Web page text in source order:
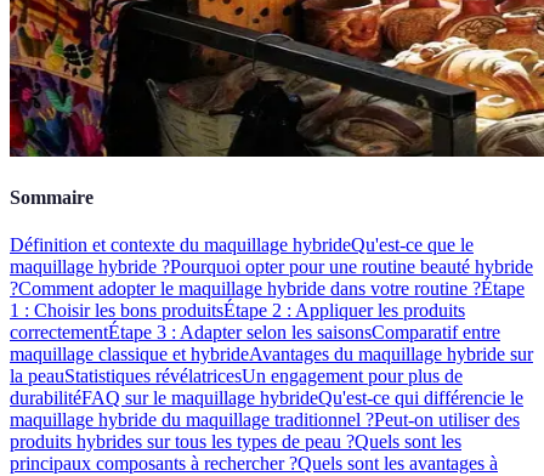
Sommaire
Définition et contexte du maquillage hybrideQu'est-ce que le
maquillage hybride ?Pourquoi opter pour une routine beauté hybride
?Comment adopter le maquillage hybride dans votre routine ?Étape
1 : Choisir les bons produitsÉtape 2 : Appliquer les produits
correctementÉtape 3 : Adapter selon les saisonsComparatif entre
maquillage classique et hybrideAvantages du maquillage hybride sur
la peauStatistiques révélatricesUn engagement pour plus de
durabilitéFAQ sur le maquillage hybrideQu'est-ce qui différencie le
maquillage hybride du maquillage traditionnel ?Peut-on utiliser des
produits hybrides sur tous les types de peau ?Quels sont les
principaux composants à rechercher ?Quels sont les avantages à